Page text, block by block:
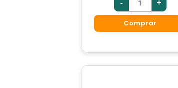
- +
Comprar